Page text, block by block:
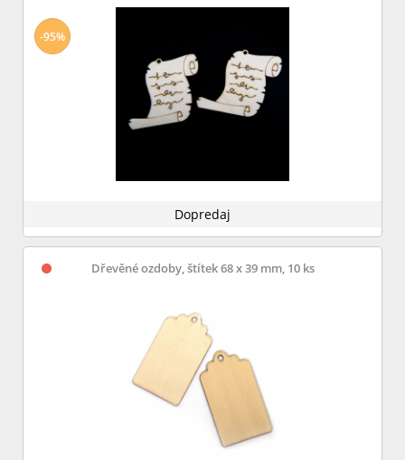
Dopredaj
-95%
Dřevěné ozdoby, štítek 68 x 39 mm, 10 ks